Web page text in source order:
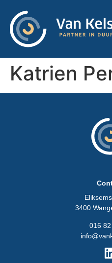
Katrien
3400
016